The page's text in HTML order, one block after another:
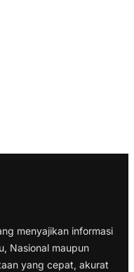
menyajikan informasi
Nasional maupun
yang cepat, akurat